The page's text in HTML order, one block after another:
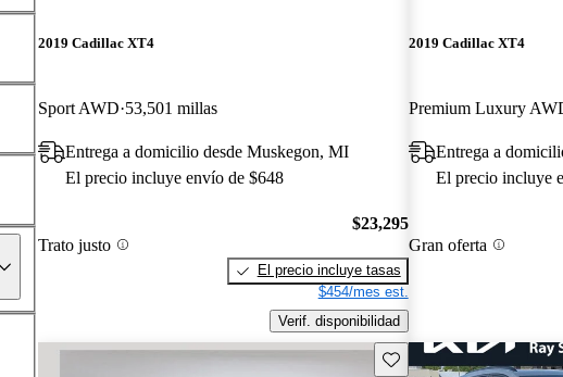
2019 Cadillac XT4
Sport AWD 53,501 millas
Entrega a domicilio desde Muskegon, MI
El precio incluye envío de $648
Trato justo
$23,295
El precio incluye tasas
$454/mes est.
Verif. disponibilidad
2019 Cadillac XT4
Premium Luxury
Entrega a
El precio incluye
Gran oferta
Guarda este Aviso